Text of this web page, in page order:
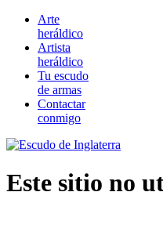
Arte
heráldico
Artista
heráldico
Tu escudo
de armas
Contactar
conmigo
Este sitio no